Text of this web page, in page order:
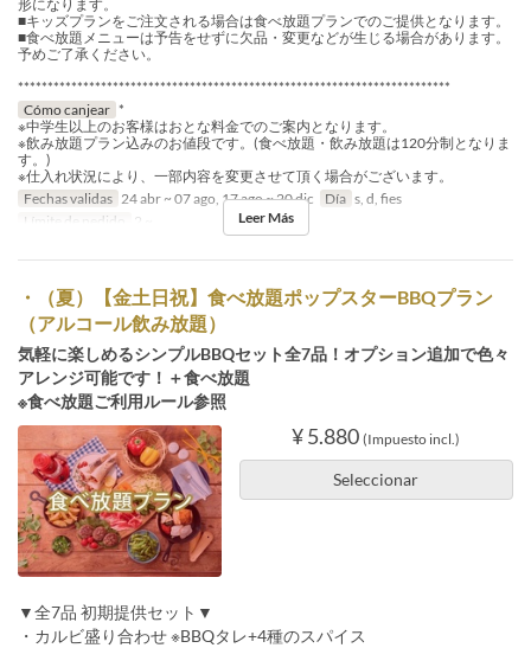
形になります。
■キッズプランをご注文される場合は食べ放題プランでのご提供となります。
■食べ放題メニューは予告をせずに欠品・変更などが生じる場合があります。
予めご了承ください。
*************************************************************************
Cómo canjear *
※中学生以上のお客様はおとな料金でのご案内となります。
※飲み放題プラン込みのお値段です。(食べ放題・飲み放題は120分制となりま
す。)
※仕入れ状況により、一部内容を変更させて頂く場合がございます。
Fechas validas 24 abr ~ 07 ago, 17 ago ~ 20 dic Día s, d, fies
Límite de pedido
2 ~ Leer Más
・（夏）【金土日祝】食べ放題ポップスターBBQプラン
（アルコール飲み放題）
気軽に楽しめるシンプルBBQセット全7品！オプション追加で色々
アレンジ可能です！＋食べ放題
※食べ放題ご利用ルール参照
¥ 5.880 (Impuesto incl.)
Seleccionar
▼全7品 初期提供セット▼
・カルビ盛り合わせ ※BBQタレ+4種のスパイス